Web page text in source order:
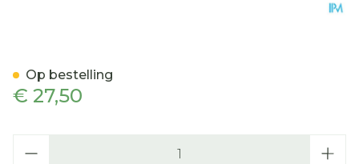
€ 27,50
Op bestelling